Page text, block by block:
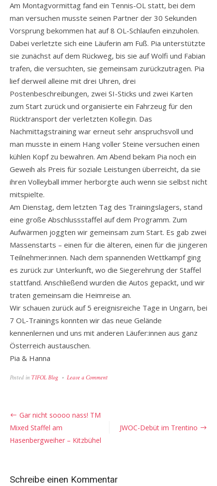
Am Montagvormittag fand ein Tennis-OL statt, bei dem
man versuchen musste seinen Partner der 30 Sekunden
Vorsprung bekommen hat auf 8 OL-Schlaufen einzuholen.
Dabei verletzte sich eine Läuferin am Fuß. Pia unterstützte
sie zunächst auf dem Rückweg, bis sie auf Wolfi und Fabian
trafen, die versuchten, sie gemeinsam zurückzutragen. Pia
lief derweil alleine mit drei Uhren, drei
Postenbeschreibungen, zwei SI-Sticks und zwei Karten
zum Start zurück und organisierte ein Fahrzeug für den
Rücktransport der verletzten Kollegin. Das
Nachmittagstraining war erneut sehr anspruchsvoll und
man musste in einem Hang voller Steine versuchen einen
kühlen Kopf zu bewahren. Am Abend bekam Pia noch ein
Geweih als Preis für soziale Leistungen überreicht, da sie
ihren Volleyball immer herborgte auch wenn sie selbst nicht
mitspielte.
Am Dienstag, dem letzten Tag des Trainingslagers, stand
eine große Abschlussstaffel auf dem Programm. Zum
Aufwärmen joggten wir gemeinsam zum Start. Es gab zwei
Massenstarts – einen für die älteren, einen für die jüngeren
Teilnehmer:innen. Nach dem spannenden Wettkampf ging
es zurück zur Unterkunft, wo die Siegerehrung der Staffel
stattfand. Anschließend wurden die Autos gepackt, und wir
traten gemeinsam die Heimreise an.
Wir schauen zurück auf 5 ereignisreiche Tage in Ungarn, bei
7 OL-Trainings konnten wir das neue Gelände
kennenlernen und uns mit anderen Läufer:innen aus ganz
Österreich austauschen.
Pia & Hanna
Posted in TIFOL Blog Leave a Commenton
Beitragsnavigation
JWOC-Debüt im Trentino
Gar nicht soooo nass! TM
Mixed Staffel am
Hasenbergweiher – Kitzbühel
Schreibe einen Kommentar